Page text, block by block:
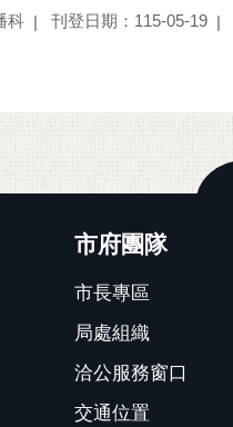
科 刊登日期：115-05-19
市府團隊
市長專區
局處組織
洽公服務窗口
交通位置